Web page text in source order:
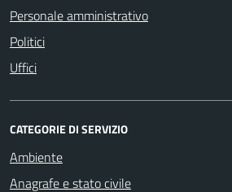
Personale amministrativo
Politici
Uffici
CATEGORIE DI SERVIZIO
Ambiente
Anagrafe e stato civile